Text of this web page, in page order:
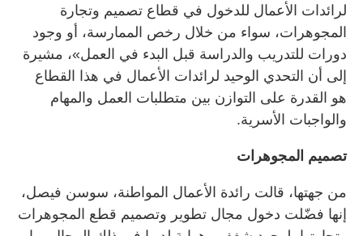
لرائدات الأعمال للدخول في قطاع تصميم وتجارة
المجوهرات، سواء من خلال رخص الممارسة، أو وجود
دورات للتدريب والدراسة قبل البدء في العمل»، مشيرة
إلى أن التحدي الوحيد لرائدات الأعمال في هذا القطاع
هو القدرة على التوازن بين متطلبات العمل والمهام
والواجبات الأسرية.
تصميم المجوهرات
من جهتها، قالت رائدة الأعمال المواطنة، سوسن فيصل،
إنها فضّلت دخول مجال تطوير وتصميم قطع المجوهرات